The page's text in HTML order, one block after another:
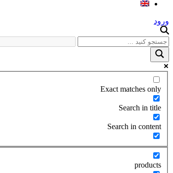
ورود
Exact matches only
Search in title
Search in content
products